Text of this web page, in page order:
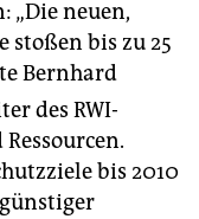
„Die neuen,
bis zu 25
Bernhard
des RWI-
bis 2010